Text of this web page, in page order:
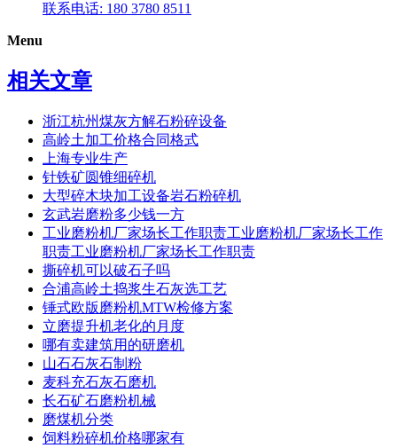
联系电话: 180 3780 8511
Menu
相关文章
浙江杭州煤灰方解石粉碎设备
高岭土加工价格合同格式
上海专业生产
针铁矿圆锥细碎机
大型碎木块加工设备岩石粉碎机
玄武岩磨粉多少钱一方
工业磨粉机厂家场长工作职责工业磨粉机厂家场长工作
职责工业磨粉机厂家场长工作职责
撕碎机可以破石子吗
合浦高岭土捣浆生石灰选工艺
锤式欧版磨粉机MTW检修方案
立磨提升机老化的月度
哪有卖建筑用的研磨机
山石石灰石制粉
麦科充石灰石磨机
长石矿石磨粉机械
磨煤机分类
饲料粉碎机价格哪家有